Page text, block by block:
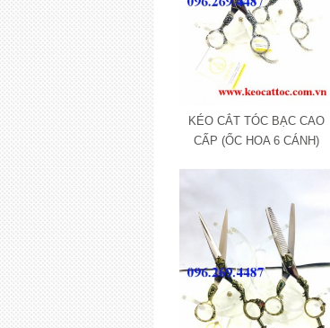
KÉO CẮT TÓC BẠC CAO
CẤP (ỐC HOA 6 CÁNH)